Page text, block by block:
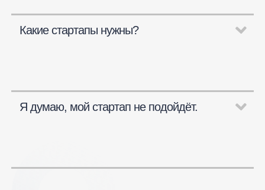
Какие стартапы нужны?
Я думаю, мой стартап не подойдёт.